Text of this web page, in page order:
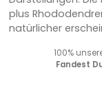
plus
natürlicher
100%
Fandest